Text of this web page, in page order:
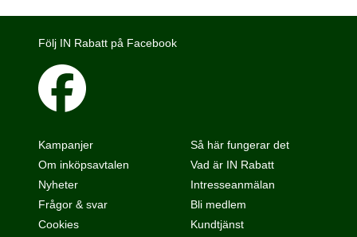
Följ IN Rabatt på Facebook
Kampanjer
Om inköpsavtalen
Nyheter
Frågor & svar
Så här fungerar det
Vad är IN Rabatt
Intresseanmälan
Bli medlem
Cookies
Kundtjänst